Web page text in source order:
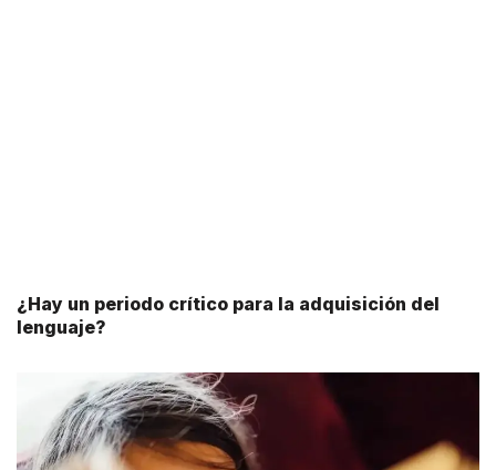
¿Hay un periodo crítico para la adquisición del
lenguaje?